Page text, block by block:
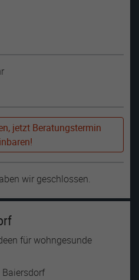
jetzt Beratungstermin
wir geschlossen.
für wohngesunde